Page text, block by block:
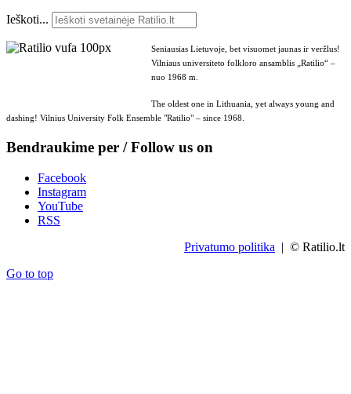
Ieškoti...
Seniausias Lietuvoje, bet visuomet jaunas ir veržlus!
Vilniaus universiteto folkloro ansamblis „Ratilio“ –
nuo 1968 m.
The oldest one in Lithuania, yet always young and
dashing! Vilnius University Folk Ensemble "Ratilio" – since 1968.
Bendraukime per / Follow us on
Facebook
Instagram
YouTube
RSS
Privatumo politika | © Ratilio.lt
Go to top